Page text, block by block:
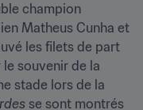
champion
Matheus Cunha et
les filets de part
souvenir de la
stade lors de la
se sont montrés